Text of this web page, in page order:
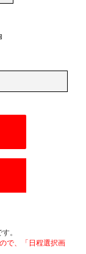
。
で、「日程選択画